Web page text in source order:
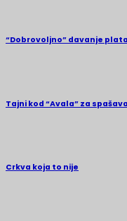
“Dobrovoljno” davanje
Tajni kod “Avala” za
Crkva koja to nije